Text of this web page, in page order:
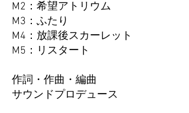
M2：希望アトリウム
M3：ふたり
M4：放課後スカーレット
M5：リスタート
​作詞・作曲・編曲
​サウンドプロデュース